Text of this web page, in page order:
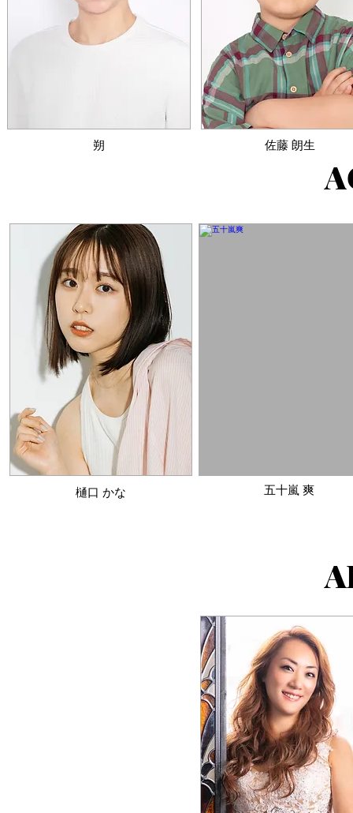
​朔 ​佐藤 朗生​
​樋口 かな 五十嵐 爽